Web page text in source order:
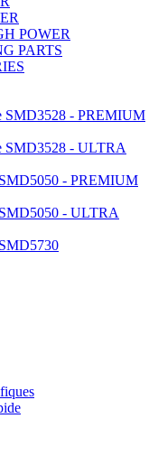
POWER
PARTS
SMD3528 - PREMIUM
SMD3528 - ULTRA
- PREMIUM
- ULTRA